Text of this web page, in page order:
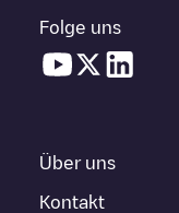
Folge uns
Über uns
Kontakt